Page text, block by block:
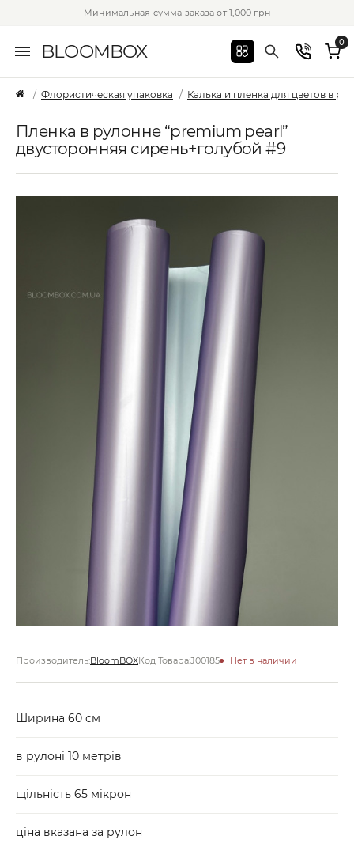
Минимальная сумма заказа от 1,000 грн
BLOOMBOX 0
Флористическая упаковка Калька и пленка для цветов в
Пленка в рулонне “premium pearl”
двусторонняя сирень+голубой #9
Производитель:BloomBOXКод Товара:J00185 Нет в наличии
Ширина 60 см
в рулоні 10 метрів
щільність 65 мікрон
ціна вказана за рулон